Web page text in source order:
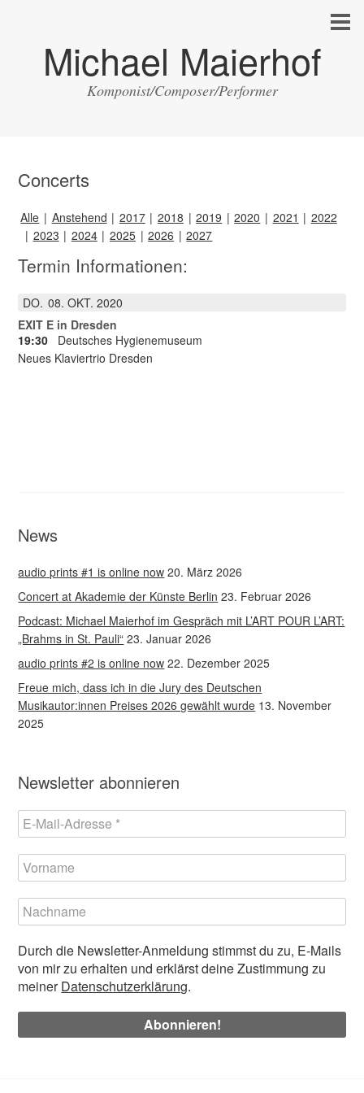
Michael Maierhof
Komponist/Composer/Performer
Concerts
Alle Anstehend 2017 2018 2019 2020 2021
2022
2023
2024 2025 2026 2027
Termin Informationen:
DO. 08 OKT. 2020
EXIT E in Dresden
19:30
Deutsches Hygienemuseum
Neues Klaviertrio Dresden
News
audio prints #1 is online now 20. März 2026
Concert at Akademie der Künste Berlin 23. Februar 2026
Podcast: Michael Maierhof im Gespräch mit L’ART POUR L’ART:
„Brahms in St. Pauli“ 23. Januar 2026
audio prints #2 is online now 22. Dezember 2025
Freue mich, dass ich in die Jury des Deutschen
Musikautor:innen Preises 2026 gewählt wurde 13. November
2025
Newsletter abonnieren
Durch die Newsletter-Anmeldung stimmst du zu, E-Mails
von mir zu erhalten und erklärst deine Zustimmung zu
meinerDatenschutzerklärung.